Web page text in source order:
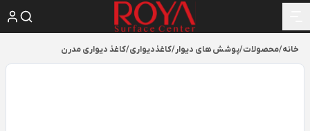
خانه/محصولات/پوشش های دیوار/کاغذدیواری/کاغذ دیواری مدرن